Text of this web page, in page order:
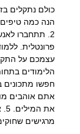
כולם נתקלים
2. תתחברו
הלימודים
חפשו
אתם אוהבים
מרגישים